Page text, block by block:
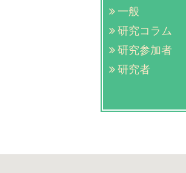
一般
研究コラム
研究参加者
研究者